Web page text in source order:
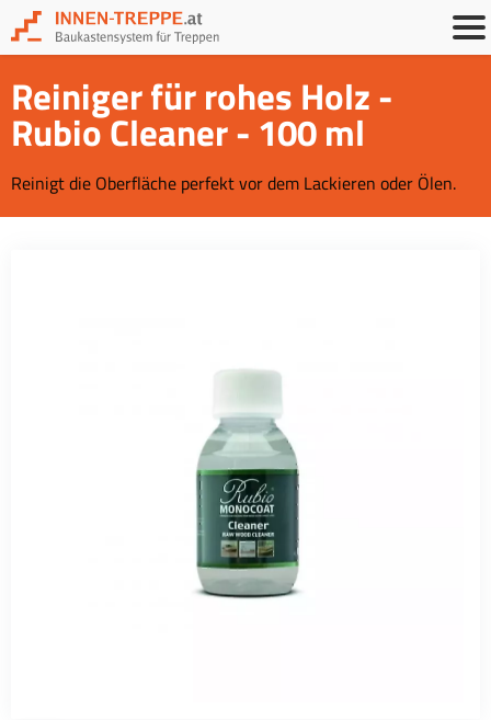
Reiniger für rohes Holz -
Rubio Cleaner - 100 ml
Reinigt die Oberfläche perfekt vor dem Lackieren oder Ölen.